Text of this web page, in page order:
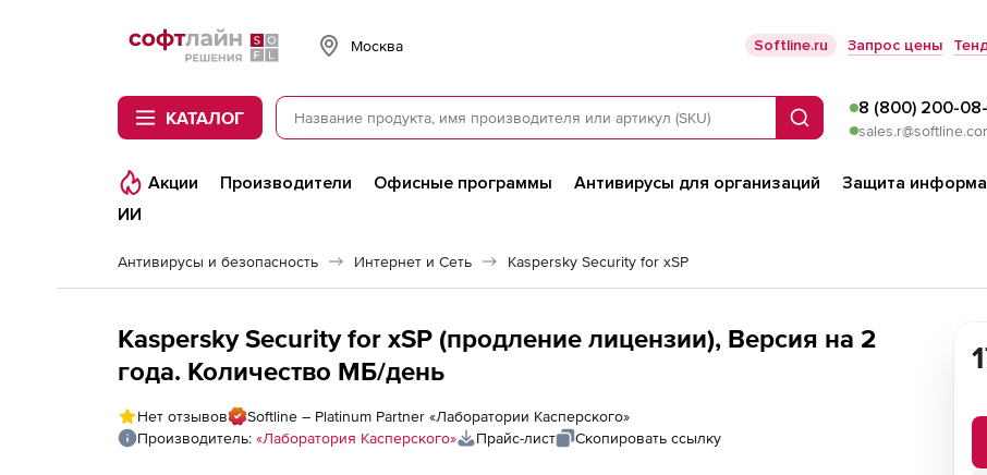
Softline
Москва Softline.ru Запрос цены
КАТАЛОГ Поиск
8 (800) 200-
Акции Производители Офисные программы Антивирусы для организаций Защита
ИИ
Антивирусы и безопасность Интернет и Сеть Kaspersky Security for xSP
Kaspersky Security for xSP (продление лицензии), Версия на 2
года. Количество МБ/день
Нет отзывов
Softline – Platinum Partner «Лаборатории Касперского»
Производитель: «Лаборатория Касперского» Прайс-лист Скопировать ссылку